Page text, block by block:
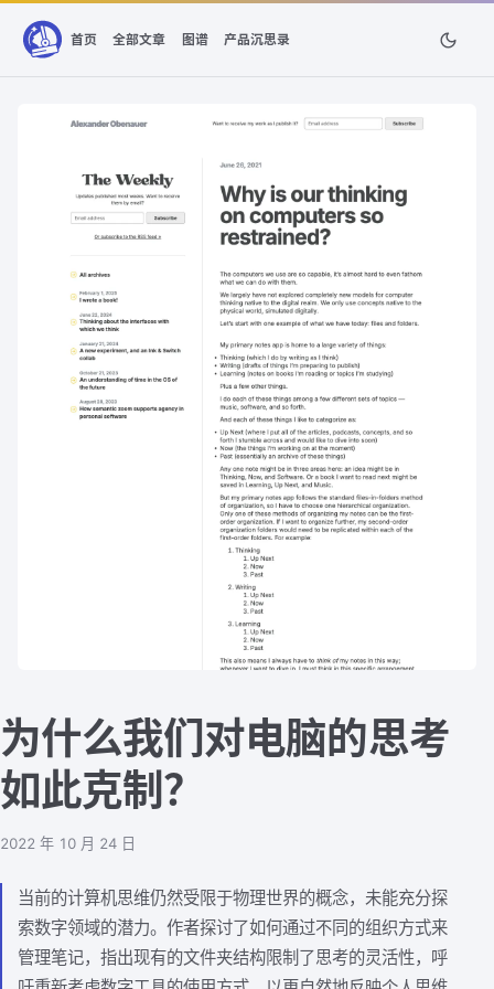
首页 全部文章 图谱 产品沉思录
为什么我们对电脑的思考
如此克制？
2022 年 10 月 24 日
当前的计算机思维仍然受限于物理世界的概念，未能充分探
索数字领域的潜力。作者探讨了如何通过不同的组织方式来
管理笔记，指出现有的文件夹结构限制了思考的灵活性，呼